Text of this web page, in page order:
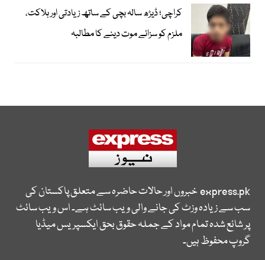
کراچی؛ ڈیڑھ سالہ بچی کے ساتھ زیادتی اور ہلاکت،
ملزم کو سزائے موت دینے کا مطالبہ
express.pkخبروں اور حالات حاضرہ سے متعلق پاکستان کی
سب سے زیادہ وزٹ کی جانے والی ویب سائٹ ہے۔ اس ویب سائٹ
پر شائع شدہ تمام مواد کے جملہ حقوق بحق ایکسپریس میڈیا
گروپ محفوظ ہیں۔